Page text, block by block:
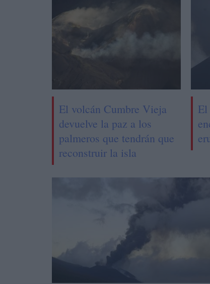
El volcán Cumbre Vieja
devuelve la paz a los
palmeros que tendrán que
reconstruir la isla
El